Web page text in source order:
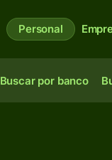
Personal
Buscar por banco